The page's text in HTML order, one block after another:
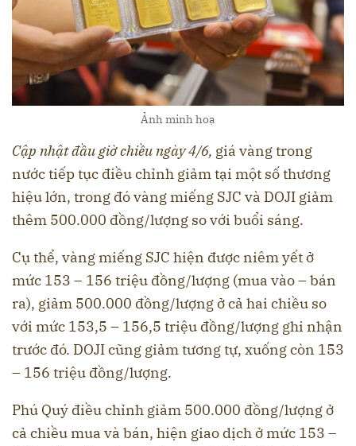
Ảnh minh hoạ
Cập nhật đầu giờ chiều ngày 4/6, giá vàng trong
nước tiếp tục điều chỉnh giảm tại một số thương
hiệu lớn, trong đó vàng miếng SJC và DOJI giảm
thêm 500.000 đồng/lượng so với buổi sáng.
Cụ thể, vàng miếng SJC hiện được niêm yết ở
mức 153 – 156 triệu đồng/lượng (mua vào – bán
ra), giảm 500.000 đồng/lượng ở cả hai chiều so
với mức 153,5 – 156,5 triệu đồng/lượng ghi nhận
trước đó. DOJI cũng giảm tương tự, xuống còn 153
– 156 triệu đồng/lượng.
Phú Quý điều chỉnh giảm 500.000 đồng/lượng ở
cả chiều mua và bán, hiện giao dịch ở mức 153 –